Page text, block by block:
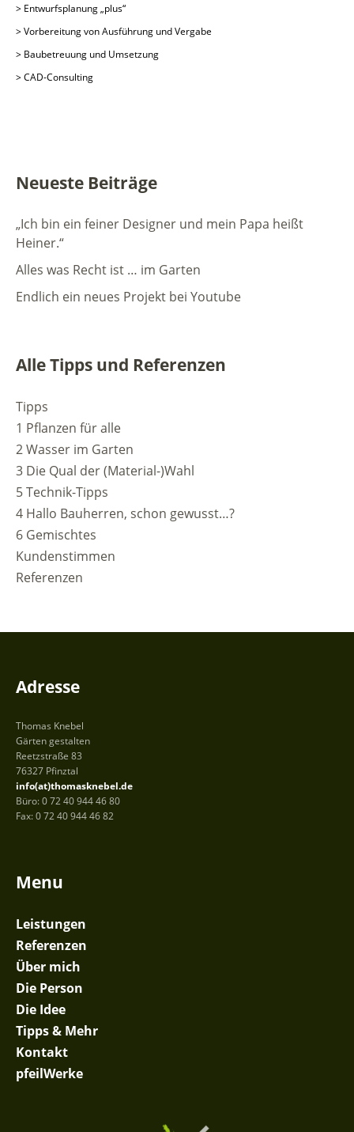
> Entwurfsplanung „plus“
> Vorbereitung von Ausführung und Vergabe
> Baubetreuung und Umsetzung
> CAD-Consulting
Neueste Beiträge
„Ich bin ein feiner Designer und mein Papa heißt
Heiner.“
Alles was Recht ist … im Garten
Endlich ein neues Projekt bei Youtube
Alle Tipps und Referenzen
Tipps
1 Pflanzen für alle
2 Wasser im Garten
3 Die Qual der (Material-)Wahl
5 Technik-Tipps
4 Hallo Bauherren, schon gewusst…?
6 Gemischtes
Kundenstimmen
Referenzen
Adresse
Thomas Knebel
Gärten gestalten
Reetzstraße 83
76327 Pfinztal
info(at)thomasknebel.de
Büro: 0 72 40 944 46 80
Fax: 0 72 40 944 46 82
Menu
Leistungen
Referenzen
Über mich
Die Person
Die Idee
Tipps & Mehr
Kontakt
pfeilWerke